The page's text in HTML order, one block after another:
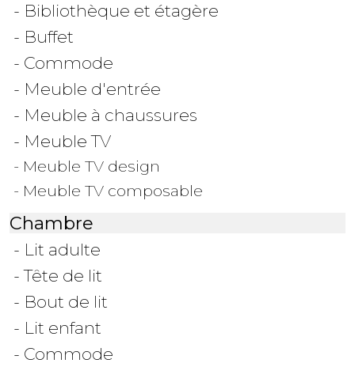
- Bibliothèque et étagère
- Buffet
- Commode
- Meuble d'entrée
- Meuble à chaussures
- Meuble TV
- Meuble TV design
- Meuble TV composable
Chambre
- Lit adulte
- Tête de lit
- Bout de lit
- Lit enfant
- Commode